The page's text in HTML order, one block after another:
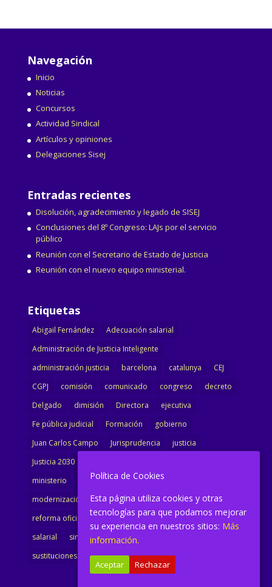
Navegación
Inicio
Noticias
Concursos
Actividad Sindical
Artículos y opiniones
Delegaciones Sisej
Entradas recientes
Disolución, agradecimiento y legado de SISEJ
Conclusiones del 8º Congreso: LAJs por el servicio
público
Reunión con el Secretario de Estado de Justicia
Reunión con el nuevo equipo ministerial.
Etiquetas
Abigail Fernández
Adecuación salarial
Administración de Justicia Inteligente
administración justicia
barcelona catalunya
CEJ
CGPJ
comisión comunicado congreso
decreto
Delgado
dimisión Directora
ejecutiva
Fe pública judicial
Formación
gobierno
Juan Carlos Campo
Jurisprudencia
justicia
Justicia 2030
ministerio
Ministra Justicia
Ministro de Justicia
modernización
noticias Portavoz
reforma
reforma oficina
renovación retribuciones
reunión
salarial
sindicalismo sindicato
sustituciones
Textualización Transcripciones
Política de Cookies
Esta página utiliza cookies y otras
tecnologías para que podamos mejorar
su experiencia en nuestros sitios: Más
información.
Aceptar Rechazar